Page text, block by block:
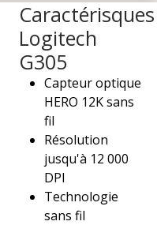
Caractérisques
Logitech
G305
Capteur optique
HERO 12K sans
fil
Résolution
jusqu'à 12 000
DPI
Technologie
sans fil